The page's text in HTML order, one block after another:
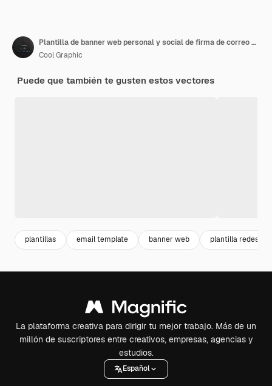
Plantilla de banner web personal y social de firma de correo electrónico
Cool Graphic
Puede que también te gusten estos vectores
plantillas email template banner web plantilla redes
La plataforma creativa para dirigir tu mejor trabajo. Más de un
millón de suscriptores entre creativos, empresas, agencias y
estudios.
Español